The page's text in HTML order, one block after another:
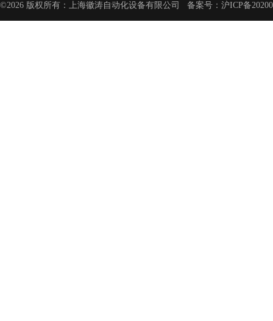
©2026 版权所有：上海徽涛自动化设备有限公司 备案号： 沪ICP备